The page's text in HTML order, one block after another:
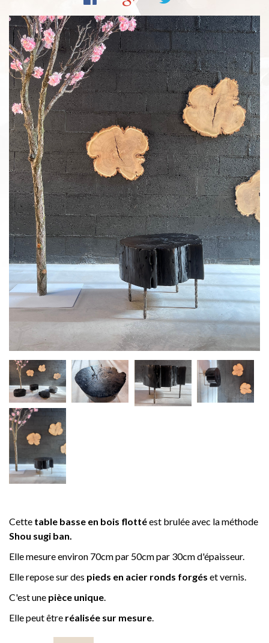
Cette table basse en bois flottéest brulée avec la méthode
Shou sugi ban.
Elle mesure environ 70cm par 50cm par 30cm d'épaisseur.
Elle repose sur des pieds en acier ronds forgés et vernis.
C'est une pièce unique
Elle peut être réalisée sur mesure